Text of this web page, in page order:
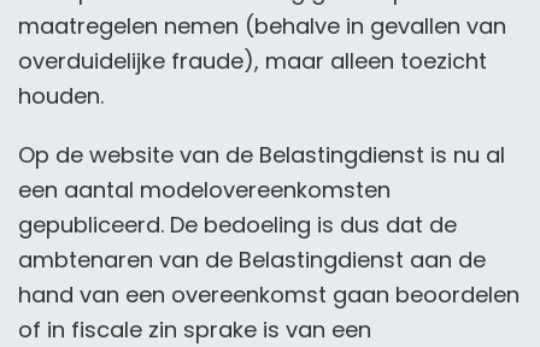
maatregelen nemen (behalve in gevallen van
overduidelijke fraude), maar alleen toezicht
houden.
Op de website van de Belastingdienst is nu al
een aantal modelovereenkomsten
gepubliceerd. De bedoeling is dus dat de
ambtenaren van de Belastingdienst aan de
hand van een overeenkomst gaan beoordelen
of in fiscale zin sprake is van een